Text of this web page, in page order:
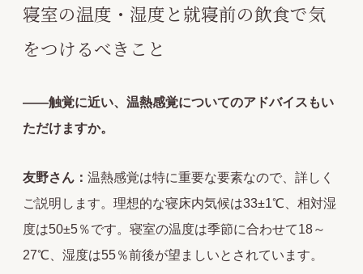
寝室の温度・湿度と就寝前の飲食で気
をつけるべきこと
――触覚に近い、温熱感覚についてのアドバイスもい
ただけますか。
友野さん：温熱感覚は特に重要な要素なので、詳しく
ご説明します。理想的な寝床内気候は33±1℃、相対湿
度は50±5％です。寝室の温度は季節に合わせて18～
27℃、湿度は55％前後が望ましいとされています。